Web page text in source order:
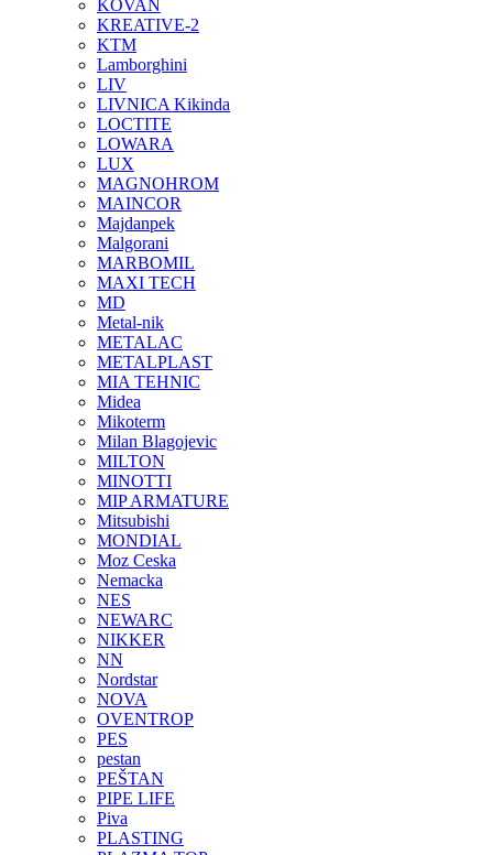
KOVAN
KREATIVE-2
KTM
Lamborghini
LIV
LIVNICA Kikinda
LOCTITE
LOWARA
LUX
MAGNOHROM
MAINCOR
Majdanpek
Malgorani
MARBOMIL
MAXI TECH
MD
Metal-nik
METALAC
METALPLAST
MIA TEHNIC
Midea
Mikoterm
Milan Blagojevic
MILTON
MINOTTI
MIP ARMATURE
Mitsubishi
MONDIAL
Moz Ceska
Nemacka
NES
NEWARC
NIKKER
NN
Nordstar
NOVA
OVENTROP
PES
pestan
PEŠTAN
PIPE LIFE
Piva
PLASTING